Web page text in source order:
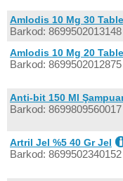
Amlodis 10 Mg 30
Barkod: 8699502013148
Amlodis 10 Mg 20
Barkod: 8699502012875
Anti-bit 150 Ml
Barkod: 8699809560017
Artril Jel %5 40 Gr Jel
Barkod: 8699502340152